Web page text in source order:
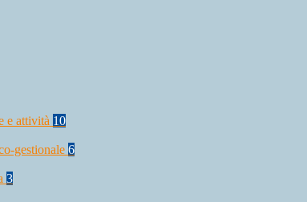
e attività 10
gestionale 6
3